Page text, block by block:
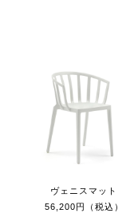
ヴェニスマット
56,200円（税込）